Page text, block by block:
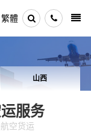
繁體
山西
服务
空货运